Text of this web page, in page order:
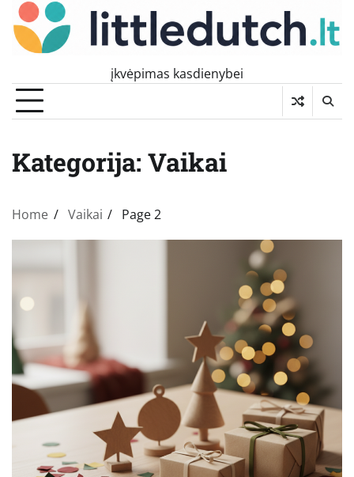
Skip
content
įkvėpimas kasdienybei
Kategorija: Vaikai
Home Vaikai Page 2